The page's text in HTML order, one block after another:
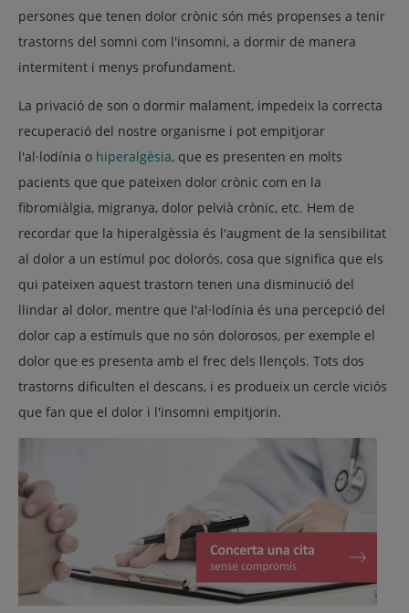
persones que tenen dolor crònic són més propenses a tenir
trastorns del somni com l'insomni, a dormir de manera
intermitent i menys profundament.
La privació de son o dormir malament, impedeix la correcta
recuperació del nostre organisme i pot empitjorar
l'al·lodínia o hiperalgèsia, que es presenten en molts
pacients que que pateixen dolor crònic com en la
fibromiàlgia, migranya, dolor pelvià crònic, etc. Hem de
recordar que la hiperalgèssia és l'augment de la sensibilitat
al dolor a un estímul poc dolorós, cosa que significa que els
qui pateixen aquest trastorn tenen una disminució del
llindar al dolor, mentre que l'al·lodínia és una percepció del
dolor cap a estímuls que no són dolorosos, per exemple el
dolor que es presenta amb el frec dels llençols. Tots dos
trastorns dificulten el descans, i es produeix un cercle viciós
que fan que el dolor i l'insomni empitjorin.